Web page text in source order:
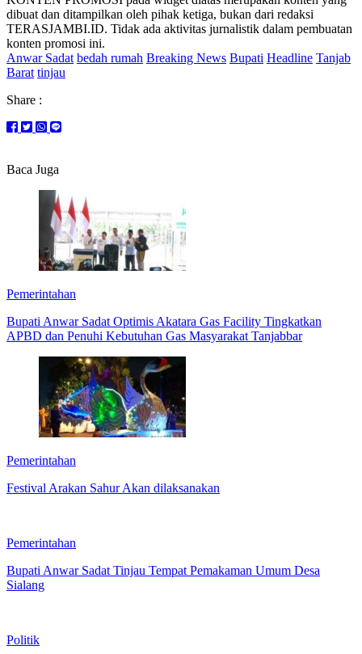
dibuat dan ditampilkan oleh pihak ketiga, bukan dari redaksi
TERASJAMBI.ID. Tidak ada aktivitas jurnalistik dalam pembuatan
konten promosi ini.
Anwar Sadat bedah rumah Breaking News Bupati Headline Tanjab
Barat tinjau
Share :
Baca Juga
Pemerintahan
Bupati Anwar Sadat Optimis Akatara Gas Facility Tingkatkan
APBD dan Penuhi Kebutuhan Gas Masyarakat Tanjabbar
Pemerintahan
Festival Arakan Sahur Akan dilaksanakan
Pemerintahan
Bupati Anwar Sadat Tinjau Tempat Pemakaman Umum Desa
Sialang
Politik